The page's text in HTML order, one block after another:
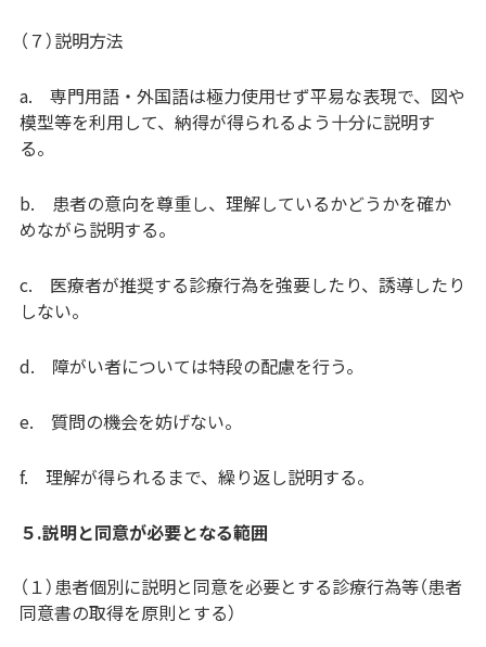
（７）説明方法
a. 専門用語・外国語は極力使用せず平易な表現で、図や
模型等を利用して、納得が得られるよう十分に説明す
る。
b. 患者の意向を尊重し、理解しているかどうかを確か
めながら説明する。
c. 医療者が推奨する診療行為を強要したり、誘導したり
しない。
d. 障がい者については特段の配慮を行う。
e. 質問の機会を妨げない。
f. 理解が得られるまで、繰り返し説明する。
５.説明と同意が必要となる範囲
（１）患者個別に説明と同意を必要とする診療行為等（患者
同意書の取得を原則とする）